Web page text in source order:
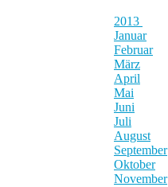
2013
Januar
Februar
März
April
Mai
Juni
Juli
August
September
Oktober
November